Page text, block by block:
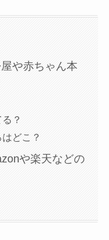
や赤ちゃん本
？
どこ？
や楽天などの